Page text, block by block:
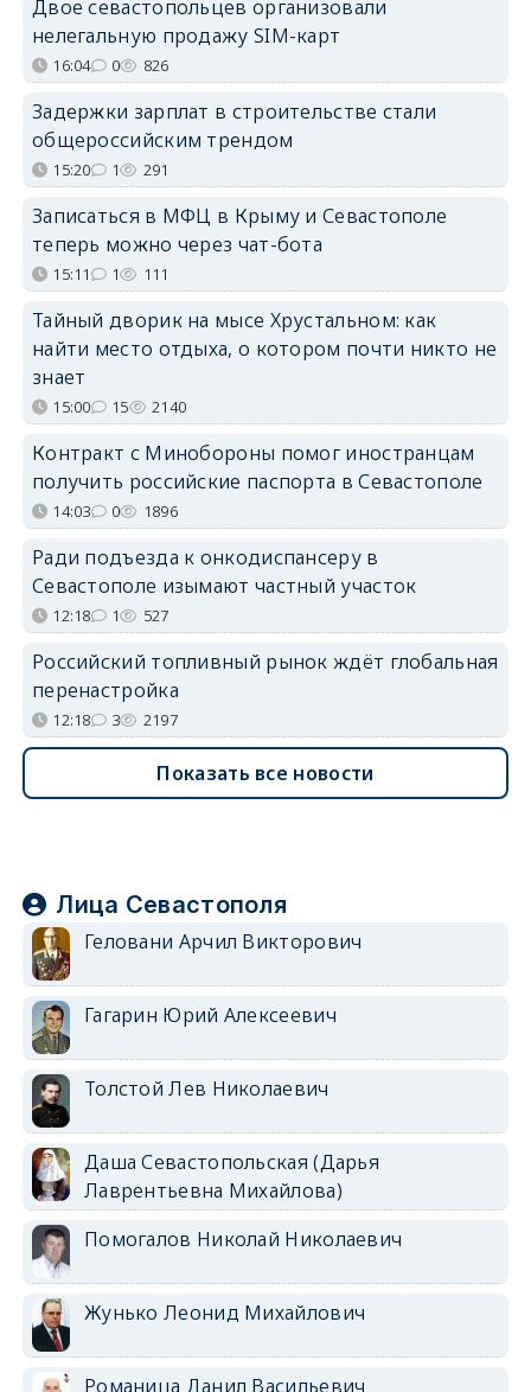
Двое севастопольцев организовали
нелегальную продажу SIM-карт
16:04 0 826
Задержки зарплат в строительстве стали
общероссийским трендом
15:20 1 291
Записаться в МФЦ в Крыму и Севастополе
теперь можно через чат-бота
15:11 1 111
Тайный дворик на мысе Хрустальном: как
найти место отдыха, о котором почти никто не
знает
15:00 15 2140
Контракт с Минобороны помог иностранцам
получить российские паспорта в Севастополе
14:03 0 1896
Ради подъезда к онкодиспансеру в
Севастополе изымают частный участок
12:18 1 527
Российский топливный рынок ждёт глобальная
перенастройка
12:18 3 2197
Показать все новости
Лица Севастополя
Геловани Арчил Викторович
Гагарин Юрий Алексеевич
Толстой Лев Николаевич
Даша Севастопольская (Дарья
Лаврентьевна Михайлова)
Помогалов Николай Николаевич
Жунько Леонид Михайлович
Романица Данил Васильевич